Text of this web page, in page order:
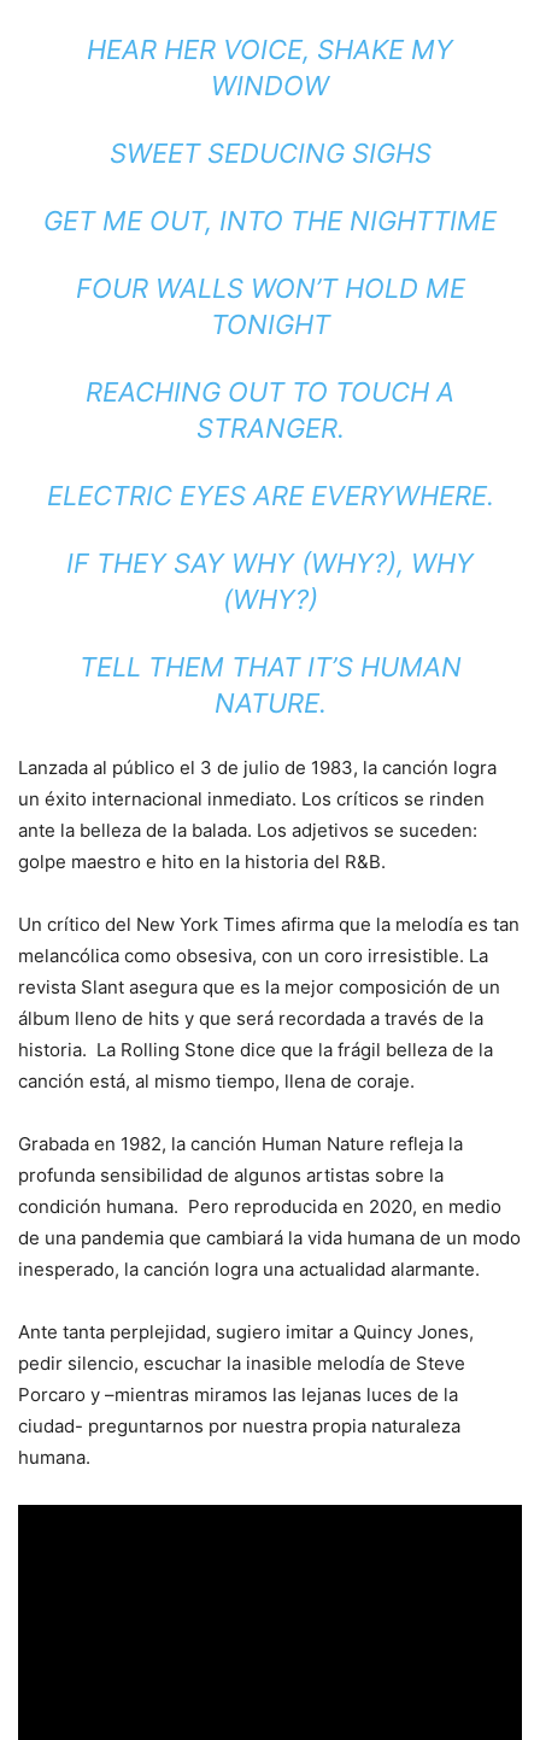
HEAR HER VOICE, SHAKE MY
WINDOW
SWEET SEDUCING SIGHS
GET ME OUT, INTO THE NIGHTTIME
FOUR WALLS WON’T HOLD ME
TONIGHT
REACHING OUT TO TOUCH A
STRANGER.
ELECTRIC EYES ARE EVERYWHERE.
IF THEY SAY WHY (WHY?), WHY
(WHY?)
TELL THEM THAT IT’S HUMAN
NATURE.
Lanzada al público el 3 de julio de 1983, la canción logra
un éxito internacional inmediato. Los críticos se rinden
ante la belleza de la balada. Los adjetivos se suceden:
golpe maestro e hito en la historia del R&B.
Un crítico del New York Times afirma que la melodía es tan
melancólica como obsesiva, con un coro irresistible. La
revista Slant asegura que es la mejor composición de un
álbum lleno de hits y que será recordada a través de la
historia. La Rolling Stone dice que la frágil belleza de la
canción está, al mismo tiempo, llena de coraje.
Grabada en 1982, la canción Human Nature refleja la
profunda sensibilidad de algunos artistas sobre la
condición humana. Pero reproducida en 2020, en medio
de una pandemia que cambiará la vida humana de un modo
inesperado, la canción logra una actualidad alarmante.
Ante tanta perplejidad, sugiero imitar a Quincy Jones,
pedir silencio, escuchar la inasible melodía de Steve
Porcaro y –mientras miramos las lejanas luces de la
ciudad- preguntarnos por nuestra propia naturaleza
humana.